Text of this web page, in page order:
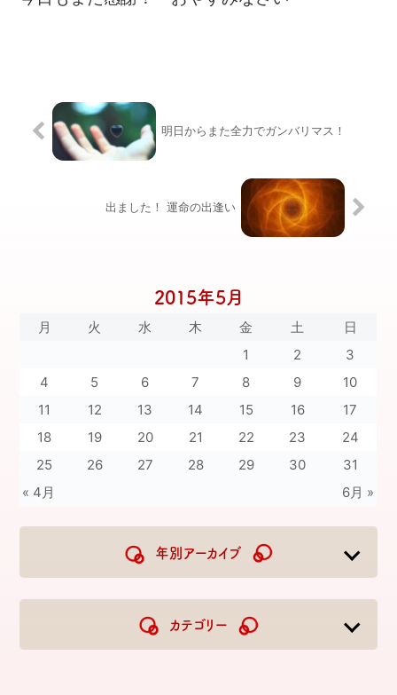
明日からまた全力でガンバリマス！
出ました！ 運命の出逢い
2015年5月
月 火 水 木 金 土 日
« 4月 6月 »
1 2
3
4
5 6 7 8 9
10
11
12 13 14 15 16
17
18
19 20 21 22 23
24
25
26 27 28 29 30 31
年別アーカイブ
2023
カテゴリー